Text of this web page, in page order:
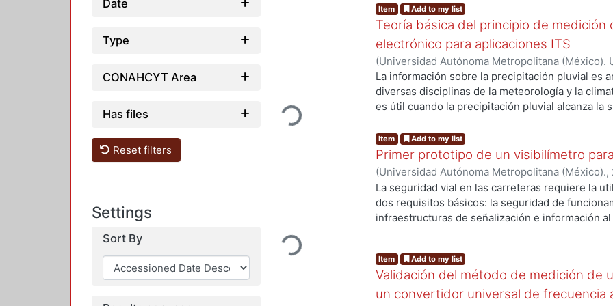
Date
Type
CONAHCYT Area
Has files
Reset filters
Settings
Sort By
Loading...
Item Add to my list
Teoría básica del principio de
electrónico para aplicaciones ITS
(Universidad Autónoma Metropolitana (México).
Barrales Guadarrama, Raymundo;Rodríguez
Guadarrama, Víctor Rogelio;Mocholí Salcedo,
Humberto
La información sobre la precipitación pluvial es
diversas disciplinas de la meteorología y la
es útil cuando la precipitación pluvial alcanza la
de precipitación pluvial (IPP) es de interés para
Transporte-ITS, en particular para, la
urbana. Es evidente que las altas intensidades
afectan el transporte y el comercio. Los
otras infraestructuras pueden bloquearse en
escorrentía insuficiente. Pronósticos oportunos,
estos riesgos. También, registros confiables de
vialidades y la selección de rutas de tráfico
prevención de atascos debidos a la
pavimento mojado, accidentes viales
sistemas de señalización durante un evento de
Loading...
Item Add to my list
Primer prototipo de un visibilímetro
(Universidad Autónoma Metropolitana (México).,
Raymundo;Rodríguez Rodríguez, Melitón
Rogelio;Mocholí Salcedo, Antonio;Arroyo
La seguridad vial en las carreteras requiere la
dos requisitos básicos: la seguridad de
infraestructuras de señalización e información
fundamentales para lograr un sistema de
condiciones climatológicas es un factor básico
Condiciones de clima adversas (lluvia, viento,
Item Add to my list
Validación del método de medición de
un convertidor universal de frecuencia